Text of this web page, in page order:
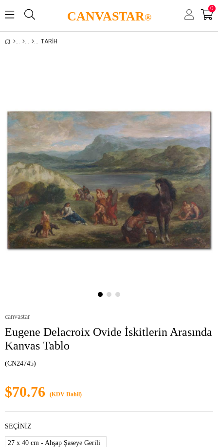
CANVASTAR®
0
TARIH
canvastar
Eugene Delacroix Ovide İskitlerin Arasında
Kanvas Tablo
(CN24745)
$70.76 (KDV Dahil)
SEÇİNİZ
27 x 40 cm - Ahşap Şaseye Gerili